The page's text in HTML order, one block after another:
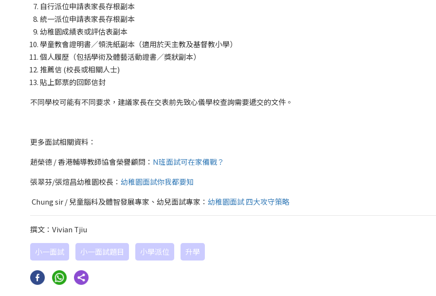
自行派位申請表家長存根副本
統一派位申請表家長存根副本
幼稚園成績表或評估表副本
學童教會證明書／領洗紙副本（適用於天主教及基督教小學）
個人履歷（包括學術及體藝活動證書／獎狀副本）
推薦信 (校長或相關人士)
貼上郵票的回郵信封
不同學校可能有不同要求，建議家長在交表前先致心儀學校查詢需要遞交的文件。
更多面試相關資料：
趙榮德 / 香港輔導教師協會榮譽顧問： N班面試可在家備戰？
張翠芬/張煊昌幼稚園校長： 幼稚園面試你我都要知
Chung sir / 兒童腦科及體智發展專家、幼兒面試專家： 幼稚園面試 四大攻守策略
撰文：Vivian Tjiu
小一面試 小一面試題目 小學派位 升學